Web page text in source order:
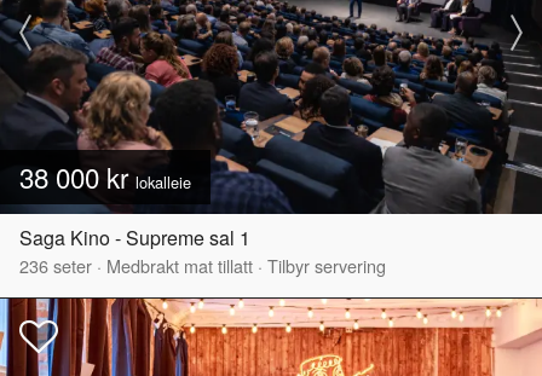
38 000 kr lokalleie
Saga Kino - Supreme sal 1
236seter · Medbrakt mat tillatt · Tilbyr servering